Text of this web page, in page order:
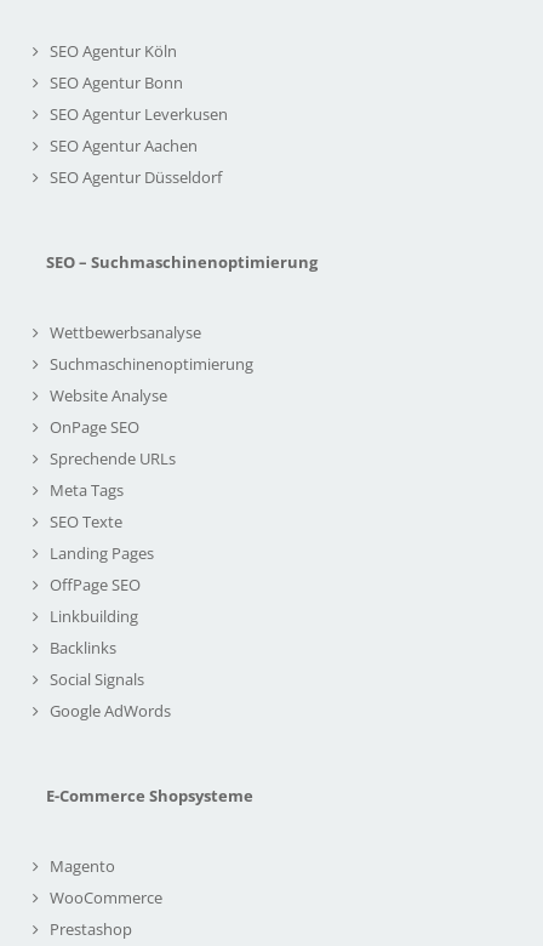
SEO Agentur Köln
SEO Agentur Bonn
SEO Agentur Leverkusen
SEO Agentur Aachen
SEO Agentur Düsseldorf
SEO – Suchmaschinenoptimierung
Wettbewerbsanalyse
Suchmaschinenoptimierung
Website Analyse
OnPage SEO
Sprechende URLs
Meta Tags
SEO Texte
Landing Pages
OffPage SEO
Linkbuilding
Backlinks
Social Signals
Google AdWords
E-Commerce Shopsysteme
Magento
WooCommerce
Prestashop